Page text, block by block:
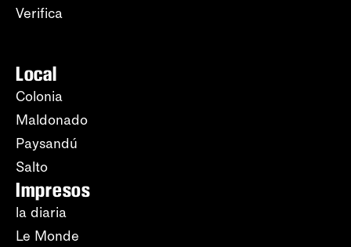
Verifica
Local
Colonia
Maldonado
Paysandú
Salto
Impresos
la diaria
Le Monde